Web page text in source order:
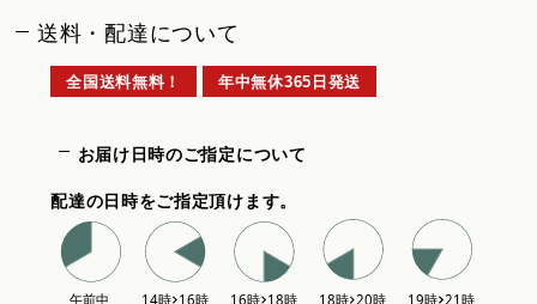
送料・配達について
全国送料無料！ 年中無休365日発送
お届け日時のご指定について
配達の日時をご指定頂けます。